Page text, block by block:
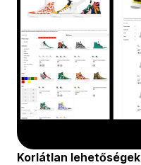
Korlátlan lehetőségek